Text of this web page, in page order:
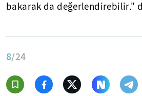
bakarak da değerlendirebilir."
8/24